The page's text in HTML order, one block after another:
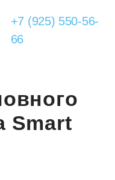
+7 (925) 550-56-
66
Smart